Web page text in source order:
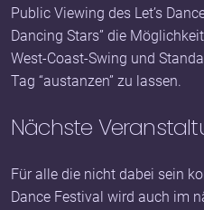
Public Viewing des Let’s
Dancing Stars” die
West-Coast-Swing und
Tag “austanzen” zu lassen.
Nächste
Für alle die nicht dabei sein
Dance Festival wird auch im